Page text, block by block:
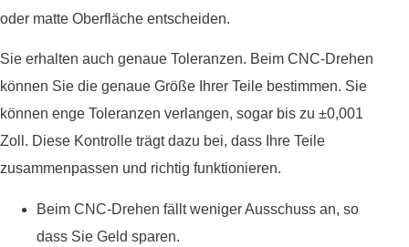
oder matte Oberfläche entscheiden.
Sie erhalten auch genaue Toleranzen. Beim CNC-Drehen
können Sie die genaue Größe Ihrer Teile bestimmen. Sie
können enge Toleranzen verlangen, sogar bis zu ±0,001
Zoll. Diese Kontrolle trägt dazu bei, dass Ihre Teile
zusammenpassen und richtig funktionieren.
Beim CNC-Drehen fällt weniger Ausschuss an, so
dass Sie Geld sparen.